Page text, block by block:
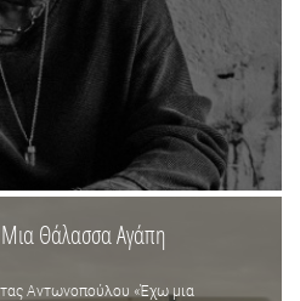
Θάλασσα Αγάπη
Αντωνοπούλου «Έχω μια